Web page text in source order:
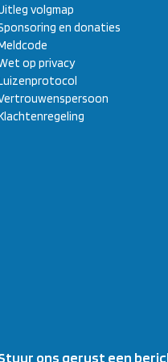
volgmap
en donaties
op privacy
ons gerust een